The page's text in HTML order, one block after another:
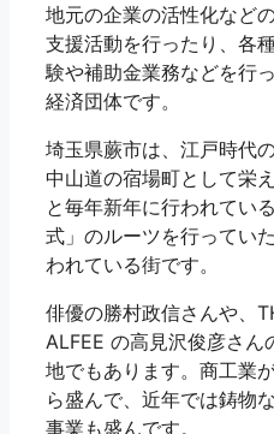
地元の企業の活性化など
支援活動を行ったり、各
験や補助金業務などを行
経済団体です。
埼玉県蕨市は、江戸時代
中山道の宿場町として栄
と毎年新年に行われてい
式」のルーツを行ってい
われている街です。
俳優の勝村政信さんや、
ALFEE の高見沢俊彦さん
地でもあります。商工業
ら盛んで、近年では鋳物
事業も盛んです。